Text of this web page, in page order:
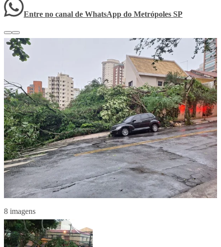
Entre no canal de WhatsApp do Metrópoles SP
8 imagens